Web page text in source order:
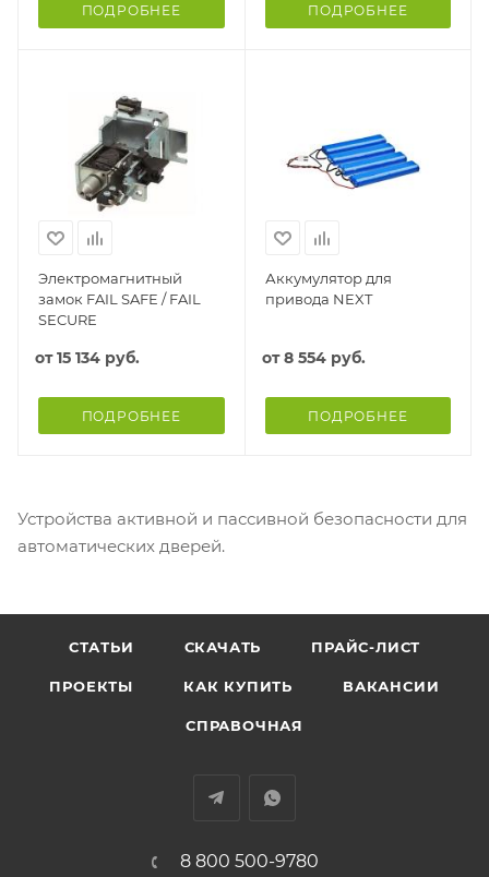
ПОДРОБНЕЕ ПОДРОБНЕЕ
Электромагнитный
замок FAIL SAFE / FAIL
SECURE
от15 134 руб.
ПОДРОБНЕЕ
Аккумулятор для
привода NEXT
от8 554 руб.
ПОДРОБНЕЕ
Устройства активной и пассивной безопасности для
автоматических дверей.
СТАТЬИ СКАЧАТЬ ПРАЙС-ЛИСТ
ПРОЕКТЫ КАК КУПИТЬ ВАКАНСИИ
СПРАВОЧНАЯ
8 800 500-9780